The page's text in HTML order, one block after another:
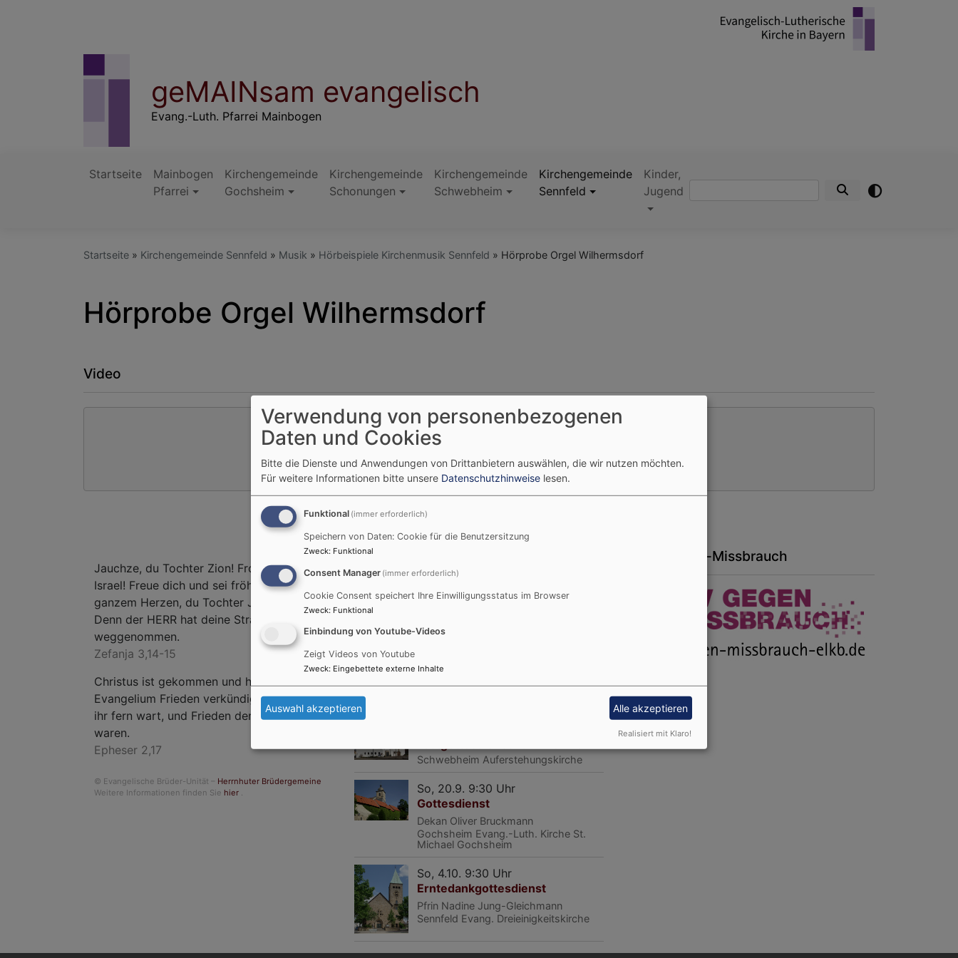
geMAINsam evangelisch
Evang.-Luth. Pfarrei Mainbogen
Hauptnavigation
Startseite
Mainbogen
Pfarrei
Kirchengemeinde
Gochsheim
Kirchengemeinde
Schonungen
Kirchengemeinde
Schwebheim
Kirchengemeinde
Sennfeld
Kinder,
JugendSuche
Startseite Kirchengemeinde Sennfeld Musik Hörbeispiele Kirchenmusik Sennfeld Hörprobe Orgel Wilhermsdorf
Hörprobe Orgel Wilhermsdorf
Video
Externe Videos (Youtube) anzeigen?
Datenschutzeinstellungen verwalten
Jauchze, du Tochter Zion! Frohlocke,
Israel! Freue dich und sei fröhlich von
ganzem Herzen, du Tochter Jerusalem!
Denn der HERR hat deine Strafe
weggenommen.
Zefanja 3,14-15
Christus ist gekommen und hat im
Evangelium Frieden verkündigt euch, die
ihr fern wart, und Frieden denen, die nahe
waren.
Epheser 2,17
© Evangelische Brüder-Unität – Herrnhuter Brüdergemeine
Weitere Informationen finden Sie hier .
Wir laden ein
So, 6.9. 9:30 Uhr
Kirchweih-Gottesdienst
Michael Gochsheim
Nachkirchweih-Gottesdienst
Gochsheim Evang.-Luth. Kirche St.
Schwebheim Auferstehungskirche
So, 20.9. 9:30 Uhr
Gottesdienst
Dekan Oliver Bruckmann
Gochsheim Evang.-Luth. Kirche St.
Michael Gochsheim
So, 4.10. 9:30 Uhr
Erntedankgottesdienst
Pfrin Nadine Jung-Gleichmann
Sennfeld Evang. Dreieinigkeitskirche
Aktiv-gegen-Missbrauch
Verwendung von personenbezogenen
Daten und Cookies
Bitte die Dienste und Anwendungen von Drittanbietern auswählen, die wir nutzen möchten.
Für weitere Informationen bitte unsere Datenschutzhinweise lesen.
Funktional (immer erforderlich)
Speichern von Daten: Cookie für die Benutzersitzung
Zweck: Funktional
Consent Manager (immer erforderlich)
Cookie Consent speichert Ihre Einwilligungsstatus im Browser
Zweck: Funktional
Einbindung von Youtube-Videos
Zeigt Videos von Youtube
Zweck: Eingebettete externe Inhalte
Auswahl akzeptieren Alle akzeptieren
Realisiert mit Klaro!